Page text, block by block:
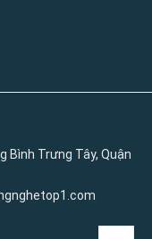
Bình Trưng Tây, Quận